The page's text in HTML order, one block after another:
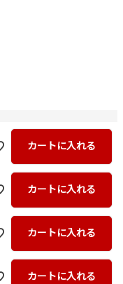
カートに入れる
カートに入れる
カートに入れる
カートに入れる